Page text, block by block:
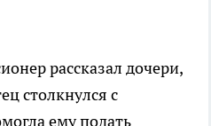
рассказал дочери,
столкнулся с
ему подать